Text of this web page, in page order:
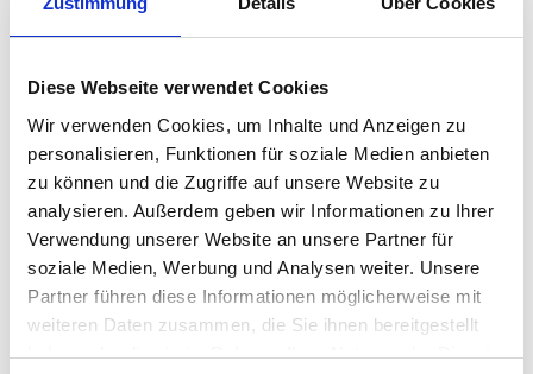
Diese Webseite verwendet Cookies
Wir verwenden Cookies, um Inhalte und Anzeigen zu
personalisieren, Funktionen für soziale Medien anbieten
zu können und die Zugriffe auf unsere Website zu
analysieren. Außerdem geben wir Informationen zu Ihrer
Verwendung unserer Website an unsere Partner für
soziale Medien, Werbung und Analysen weiter. Unsere
Partner führen diese Informationen möglicherweise mit
weiteren Daten zusammen, die Sie ihnen bereitgestellt
haben oder die sie im Rahmen Ihrer Nutzung der Dienste